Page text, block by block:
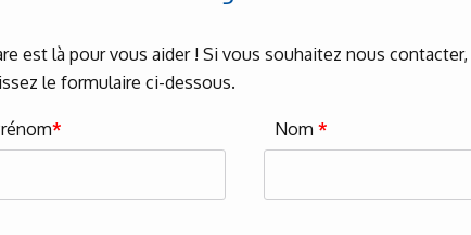
est là pour vous aider ! Si vous souhaitez nous contacter,
le formulaire ci-dessous.
* Nom*